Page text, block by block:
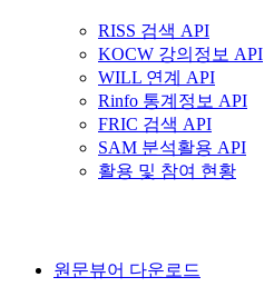
RISS 검색 API
KOCW 강의정보 API
WILL 연계 API
Rinfo 통계정보 API
FRIC 검색 API
SAM 분석활용 API
활용 및 참여 현황
원문뷰어 다운로드